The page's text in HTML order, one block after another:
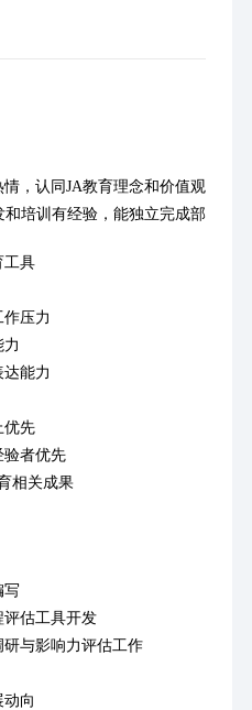
，认同JA教育理念和价值观
和培训有经验，能独立完成部
工具
作压力
力
达能力
优先
验者优先
相关成果
写
评估工具开发
研与影响力评估工作
动向